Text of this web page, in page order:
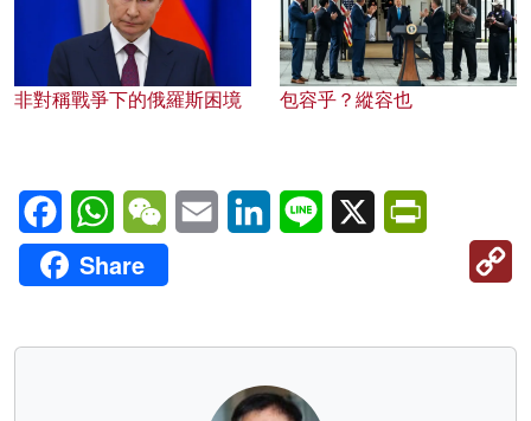
非對稱戰爭下的俄羅斯困境 包容乎？縱容也
FacebookWhatsAppWeChatEmail LinkedInLine X
Share